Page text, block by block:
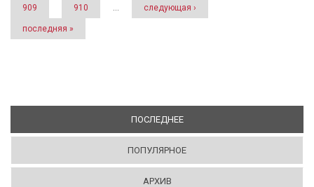
909 910 … следующая ›
последняя »
ПОСЛЕДНЕЕ(АКТИВНАЯ ВКЛАДКА)
ПОПУЛЯРНОЕ
АРХИВ